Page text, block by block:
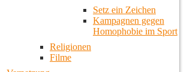
Setz ein Zeichen
Kampagnen gegen
Homophobie im Sport
Religionen
Filme